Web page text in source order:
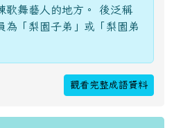
歌舞藝人的地方。 後泛稱
為「梨園子弟」或「梨園弟
觀看完整成語資料